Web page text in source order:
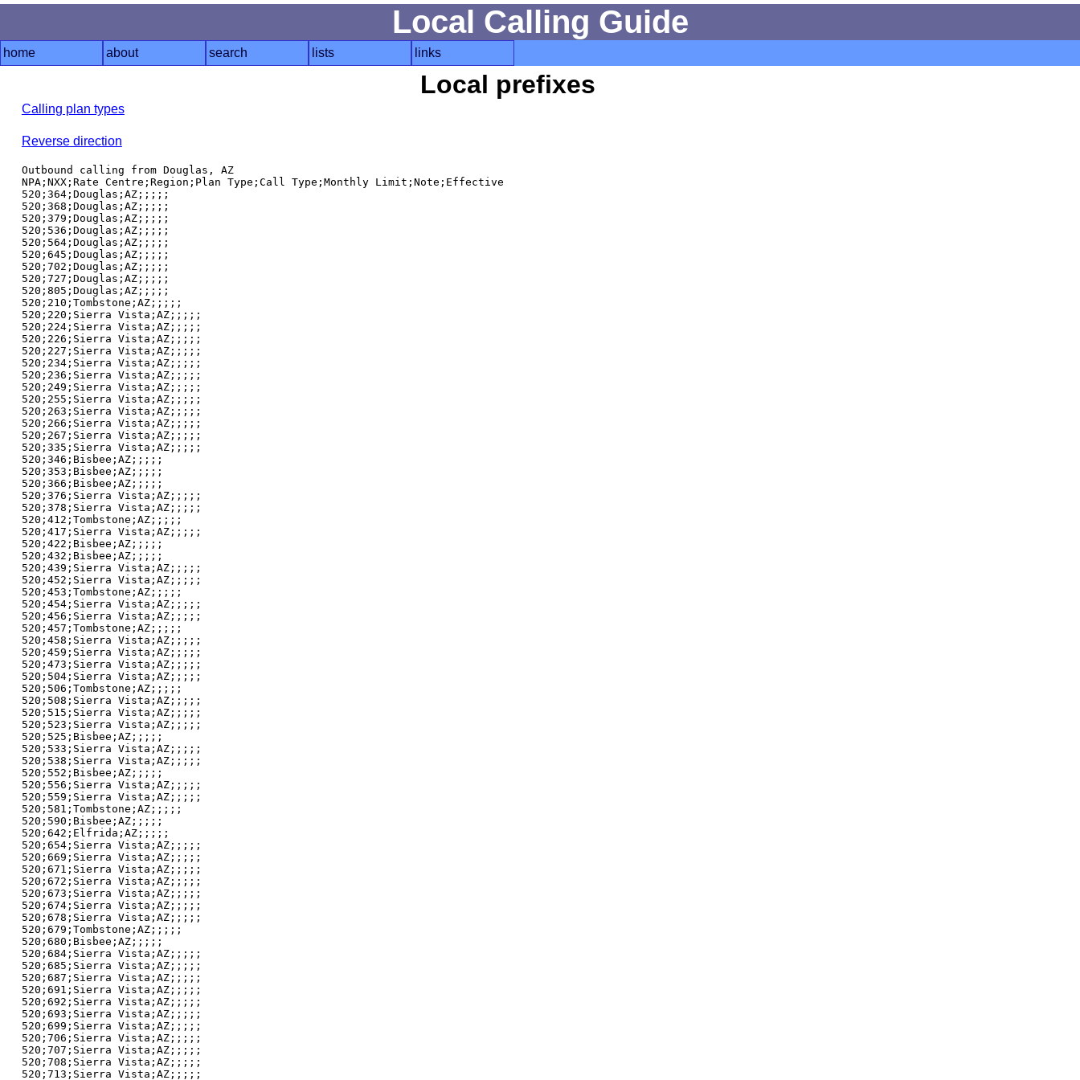
Local Calling Guide
home about search lists links
Local prefixes
Calling plan types
Reverse direction
Outbound calling from Douglas, AZ
NPA;NXX;Rate Centre;Region;Plan Type;Call Type;Monthly Limit;Note;Effective
520;364;Douglas;AZ;;;;;
520;368;Douglas;AZ;;;;;
520;379;Douglas;AZ;;;;;
520;536;Douglas;AZ;;;;;
520;564;Douglas;AZ;;;;;
520;645;Douglas;AZ;;;;;
520;702;Douglas;AZ;;;;;
520;727;Douglas;AZ;;;;;
520;805;Douglas;AZ;;;;;
520;210;Tombstone;AZ;;;;;
520;220;Sierra Vista;AZ;;;;;
520;224;Sierra Vista;AZ;;;;;
520;226;Sierra Vista;AZ;;;;;
520;227;Sierra Vista;AZ;;;;;
520;234;Sierra Vista;AZ;;;;;
520;236;Sierra Vista;AZ;;;;;
520;249;Sierra Vista;AZ;;;;;
520;255;Sierra Vista;AZ;;;;;
520;263;Sierra Vista;AZ;;;;;
520;266;Sierra Vista;AZ;;;;;
520;267;Sierra Vista;AZ;;;;;
520;335;Sierra Vista;AZ;;;;;
520;346;Bisbee;AZ;;;;;
520;353;Bisbee;AZ;;;;;
520;366;Bisbee;AZ;;;;;
520;376;Sierra Vista;AZ;;;;;
520;378;Sierra Vista;AZ;;;;;
520;412;Tombstone;AZ;;;;;
520;417;Sierra Vista;AZ;;;;;
520;422;Bisbee;AZ;;;;;
520;432;Bisbee;AZ;;;;;
520;439;Sierra Vista;AZ;;;;;
520;452;Sierra Vista;AZ;;;;;
520;453;Tombstone;AZ;;;;;
520;454;Sierra Vista;AZ;;;;;
520;456;Sierra Vista;AZ;;;;;
520;457;Tombstone;AZ;;;;;
520;458;Sierra Vista;AZ;;;;;
520;459;Sierra Vista;AZ;;;;;
520;473;Sierra Vista;AZ;;;;;
520;504;Sierra Vista;AZ;;;;;
520;506;Tombstone;AZ;;;;;
520;508;Sierra Vista;AZ;;;;;
520;515;Sierra Vista;AZ;;;;;
520;523;Sierra Vista;AZ;;;;;
520;525;Bisbee;AZ;;;;;
520;533;Sierra Vista;AZ;;;;;
520;538;Sierra Vista;AZ;;;;;
520;552;Bisbee;AZ;;;;;
520;556;Sierra Vista;AZ;;;;;
520;559;Sierra Vista;AZ;;;;;
520;581;Tombstone;AZ;;;;;
520;590;Bisbee;AZ;;;;;
520;642;Elfrida;AZ;;;;;
520;654;Sierra Vista;AZ;;;;;
520;669;Sierra Vista;AZ;;;;;
520;671;Sierra Vista;AZ;;;;;
520;672;Sierra Vista;AZ;;;;;
520;673;Sierra Vista;AZ;;;;;
520;674;Sierra Vista;AZ;;;;;
520;678;Sierra Vista;AZ;;;;;
520;679;Tombstone;AZ;;;;;
520;680;Bisbee;AZ;;;;;
520;684;Sierra Vista;AZ;;;;;
520;685;Sierra Vista;AZ;;;;;
520;687;Sierra Vista;AZ;;;;;
520;691;Sierra Vista;AZ;;;;;
520;692;Sierra Vista;AZ;;;;;
520;693;Sierra Vista;AZ;;;;;
520;699;Sierra Vista;AZ;;;;;
520;706;Sierra Vista;AZ;;;;;
520;707;Sierra Vista;AZ;;;;;
520;708;Sierra Vista;AZ;;;;;
520;713;Sierra Vista;AZ;;;;;